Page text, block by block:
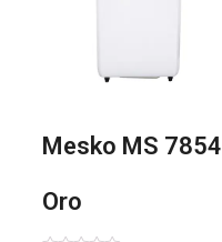
Mesko MS 7854
Oro